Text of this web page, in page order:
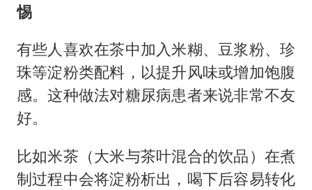
惕
有些人喜欢在茶中加入米糊、豆浆粉、珍
珠等淀粉类配料，以提升风味或增加饱腹
感。这种做法对糖尿病患者来说非常不友
好。
比如米茶（大米与茶叶混合的饮品）在煮
制过程中会将淀粉析出，喝下后容易转化